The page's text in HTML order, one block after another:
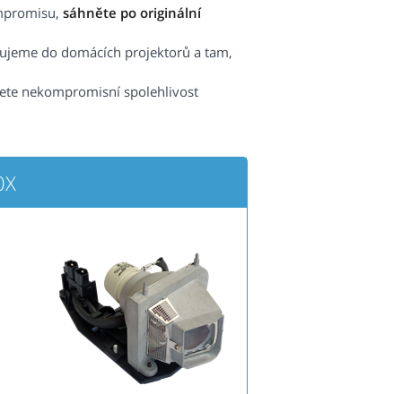
sáhněte po originální
do domácích projektorů a tam,
nekompromisní spolehlivost